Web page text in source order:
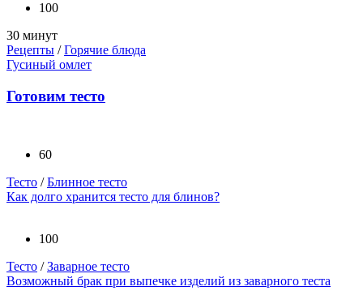
100
30 минут
Рецепты /Горячие блюда
Гусиный омлет
Готовим тесто
60
Тесто /Блинное тесто
Как долго хранится тесто для блинов?
100
Тесто /Заварное тесто
Возможный брак при выпечке изделий из заварного теста